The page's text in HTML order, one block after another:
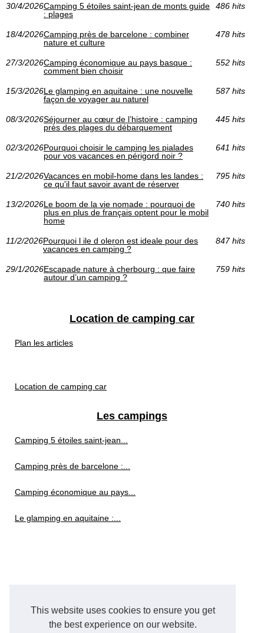
This website uses cookies to ensure you get
the best experience on our website.
30/4/2026Camping 5 étoiles saint-jean de monts guide
: plages
486 hits
18/4/2026Camping près de barcelone : combiner
nature et culture
478 hits
27/3/2026Camping économique au pays basque :
comment bien choisir
552 hits
15/3/2026Le glamping en aquitaine : une nouvelle
façon de voyager au naturel
587 hits
08/3/2026Séjourner au cœur de l’histoire : camping
près des plages du débarquement
445 hits
02/3/2026Pourquoi choisir le camping les pialades
pour vos vacances en périgord noir ?
641 hits
21/2/2026Vacances en mobil-home dans les landes :
ce qu'il faut savoir avant de réserver
795 hits
13/2/2026Le boom de la vie nomade : pourquoi de
plus en plus de français optent pour le mobil
home
740 hits
11/2/2026Pourquoi l ile d oleron est ideale pour des
vacances en camping ?
847 hits
29/1/2026Escapade nature à cherbourg : que faire
autour d’un camping ?
759 hits
Location de camping car
Plan les articles
Location de camping car
Les campings
Camping 5 étoiles saint-jean...
Camping près de barcelone :...
Camping économique au pays...
Le glamping en aquitaine :...